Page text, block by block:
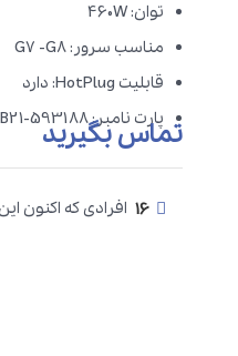
توان: 460W
مناسب سرور: G7 -G8
قابلیت HotPlug: دارد
پارت نامبر: 593188-B21
تماس بگیرید
16 افرادی که اکنون